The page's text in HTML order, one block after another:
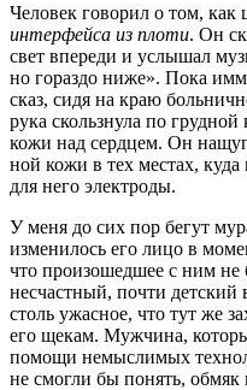
Чело­век гово­рил о том,
интер­фей­са из пло­ти. Он
свет впе­ре­ди и услы­шал
но гораз­до ниже». Пока
сказ, сидя на краю
рука скольз­ну­ла по груд­ной
кожи над серд­цем. Он
ной кожи в тех местах,
для него электроды.
У меня до сих пор бегут
изме­ни­лось его лицо в
что про­изо­шед­шее с ним
несчаст­ный, почти дет­ский
столь ужас­ное, что тут же
его щекам. Муж­чи­на,
помо­щи немыс­ли­мых
не смог­ли бы понять, обмяк